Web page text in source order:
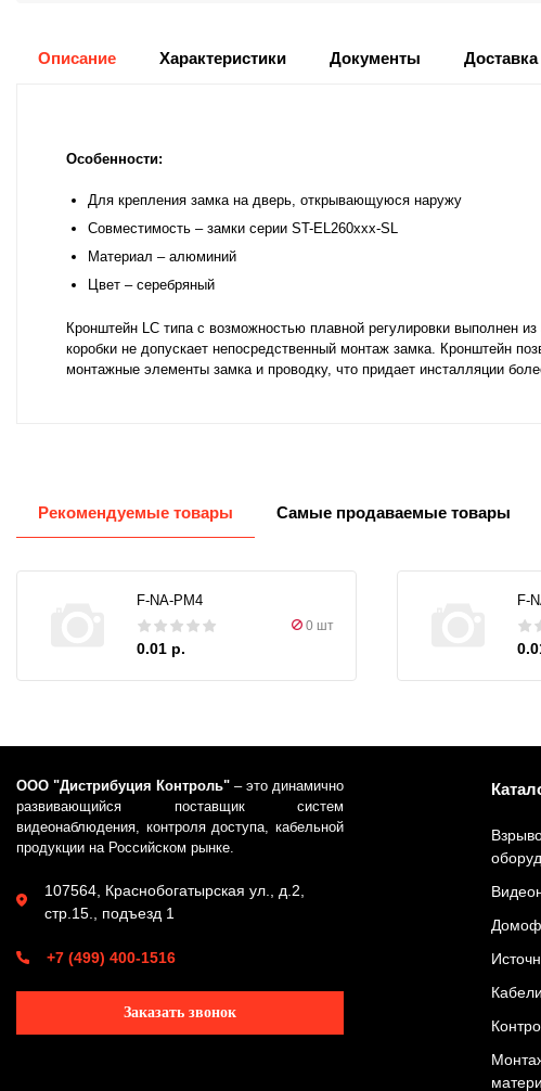
Описание Характеристики Документы Доставка
Особенности:
Для крепления замка на дверь, открывающуюся наружу
Совместимость – замки серии ST-EL260xxx-SL
Материал – алюминий
Цвет – серебряный
Кронштейн LC типа с возможностью плавной регулировки выполнен
коробки не допускает непосредственный монтаж замка. Кронштейн
монтажные элементы замка и проводку, что придает инсталляции
Рекомендуемые товары Самые продаваемые товары
F-NA-PM4
0 шт
0.01 р.
F-
ООО "Дистрибуция Контроль" – это динамично
развивающийся поставщик систем
видеонаблюдения, контроля доступа, кабельной
продукции на Российском рынке.
107564, Краснобогатырская ул., д.2,
стр.15., подъезд 1
+7 (499) 400-1516
Заказать звонок